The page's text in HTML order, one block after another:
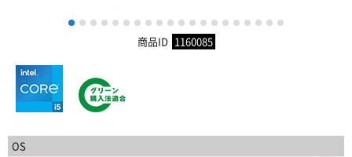
1 2 3 4 5 6 7 8 9 10 11 12 13 14 15 16 17 18 19
商品ID 1160085
OS